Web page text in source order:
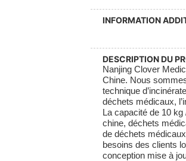
INFORMATION
DESCRIPTION DU
Nanjing Clover
Chine. Nous
technique
déchets médicaux,
La capacité de 10 kg
chine, déchets
de déchets
besoins des clients
conception mise à